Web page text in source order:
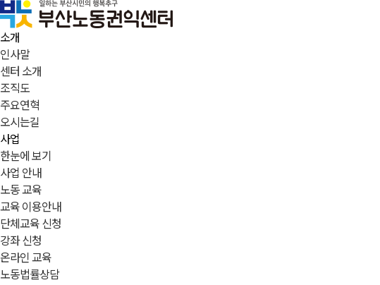
소개
인사말
센터 소개
조직도
주요연혁
오시는길
사업
한눈에 보기
사업 안내
노동 교육
교육 이용안내
단체교육 신청
강좌 신청
온라인 교육
노동법률상담